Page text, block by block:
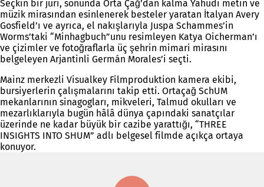
Seçkin bir jüri, sonunda Orta Çağ’dan kalma Yahudi metin ve
müzik mirasından esinlenerek besteler yaratan İtalyan Avery
Gosfield’ı ve ayrıca, el nakışlarıyla Juspa Schammes’in
Worms’taki “Minhagbuch”unu resimleyen Katya Oicherman’ı
ve çizimler ve fotoğraflarla üç şehrin mimari mirasını
belgeleyen Arjantinli Germán Morales’i seçti.
Mainz merkezli Visualkey Filmproduktion kamera ekibi,
bursiyerlerin çalışmalarını takip etti. Ortaçağ SchUM
mekanlarının sinagogları, mikveleri, Talmud okulları ve
mezarlıklarıyla bugün hâlâ dünya çapındaki sanatçılar
üzerinde ne kadar büyük bir cazibe yarattığı, “THREE
INSIGHTS INTO SHUM” adlı belgesel filmde açıkça ortaya
konuyor.